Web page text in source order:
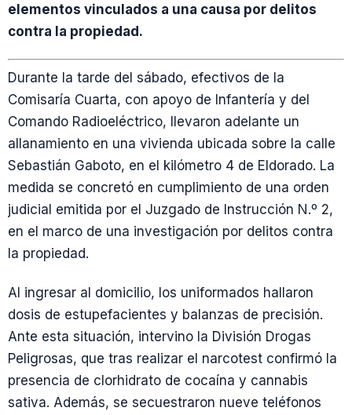
elementos vinculados a una causa por delitos
contra la propiedad.
Durante la tarde del sábado, efectivos de la
Comisaría Cuarta, con apoyo de Infantería y del
Comando Radioeléctrico, llevaron adelante un
allanamiento en una vivienda ubicada sobre la calle
Sebastián Gaboto, en el kilómetro 4 de Eldorado. La
medida se concretó en cumplimiento de una orden
judicial emitida por el Juzgado de Instrucción N.º 2,
en el marco de una investigación por delitos contra
la propiedad.
Al ingresar al domicilio, los uniformados hallaron
dosis de estupefacientes y balanzas de precisión.
Ante esta situación, intervino la División Drogas
Peligrosas, que tras realizar el narcotest confirmó la
presencia de clorhidrato de cocaína y cannabis
sativa. Además, se secuestraron nueve teléfonos